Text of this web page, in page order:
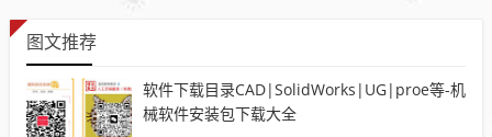
图文推荐
软件下载目录CAD|SolidWorks|UG|proe等-机
械软件安装包下载大全